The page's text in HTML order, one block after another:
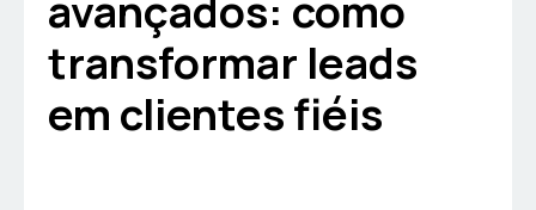
transformar leads
em clientes fiéis